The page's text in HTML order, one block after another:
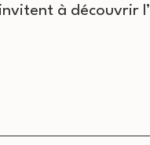
invitent à découvrir